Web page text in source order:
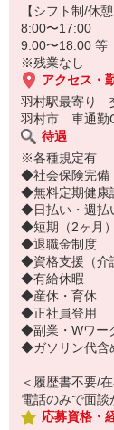
日払い・週払い
利用希望される
【シフト制/休
8:00〜17:00
9:00〜18:00 等
※残業なし
アクセス・
羽村駅最寄り
羽村市 車通勤
待遇
※各種規定有
◆社会保険完備
◆無料定期健康
◆日払い・週払
◆短期（2ヶ月
◆退職金制度
◆資格支援（介
◆有給休暇
◆産休・育休
◆正社員登用
◆副業・Wワー
◆ガソリン代含
＜履歴書不要/
電話のみで面談
応募資格・